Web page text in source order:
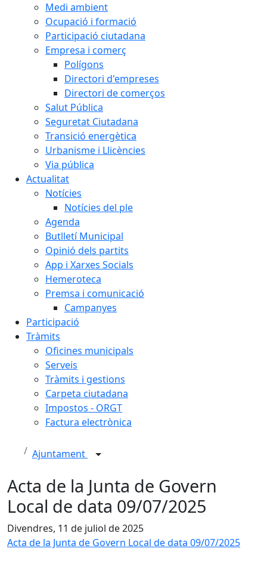
Medi ambient
Ocupació i formació
Participació ciutadana
Empresa i comerç
Polígons
Directori d'empreses
Directori de comerços
Salut Pública
Seguretat Ciutadana
Transició energètica
Urbanisme i Llicències
Via pública
Actualitat
Notícies
Notícies del ple
Agenda
Butlletí Municipal
Opinió dels partits
App i Xarxes Socials
Hemeroteca
Premsa i comunicació
Campanyes
Participació
Tràmits
Oficines municipals
Serveis
Tràmits i gestions
Carpeta ciutadana
Impostos - ORGT
Factura electrònica
Ajuntament
Acta de la Junta de Govern
Local de data 09/07/2025
Divendres, 11 de juliol de 2025
Acta de la Junta de Govern Local de data 09/07/2025